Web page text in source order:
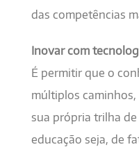
das competências
Inovar com
É permitir que o
múltiplos
sua própria trilha
educação seja, de